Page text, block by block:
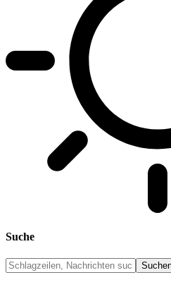
Suche